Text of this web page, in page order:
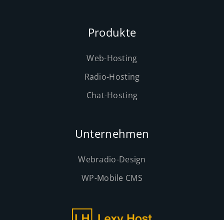
Produkte
Web-Hosting
Radio-Hosting
Chat-Hosting
Unternehmen
Webradio-Design
WP-Mobile CMS